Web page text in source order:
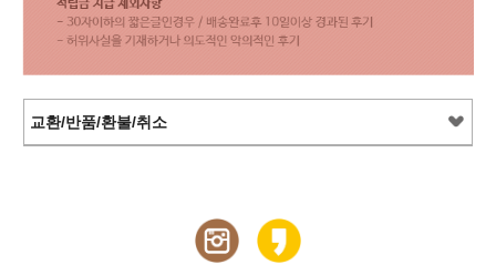
교환/반품/환불/취소